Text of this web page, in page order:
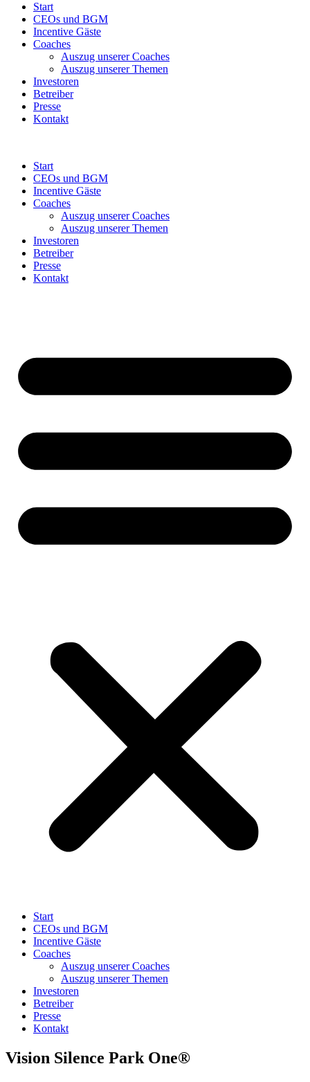
Start
CEOs und BGM
Incentive Gäste
Coaches
Auszug unserer Coaches
Auszug unserer Themen
Investoren
Betreiber
Presse
Kontakt
Start
CEOs und BGM
Incentive Gäste
Coaches
Auszug unserer Coaches
Auszug unserer Themen
Investoren
Betreiber
Presse
Kontakt
Start
CEOs und BGM
Incentive Gäste
Coaches
Auszug unserer Coaches
Auszug unserer Themen
Investoren
Betreiber
Presse
Kontakt
Vision Silence Park One®